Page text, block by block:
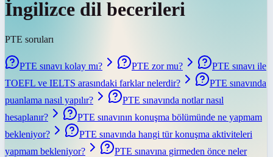
İngilizce dil becerileri
PTE soruları
PTE sınavı kolay mı? PTE zor mu?
PTE sınavı ile
TOEFL ve IELTS arasındaki farklar nelerdir?
PTE sınavında
puanlama nasıl yapılır?
PTE sınavında notlar nasıl
hesaplanır?
PTE sınavının konuşma bölümünde ne yapmam
bekleniyor?
PTE sınavında hangi tür konuşma aktiviteleri
yapmam bekleniyor?
PTE sınavına girmeden önce neler